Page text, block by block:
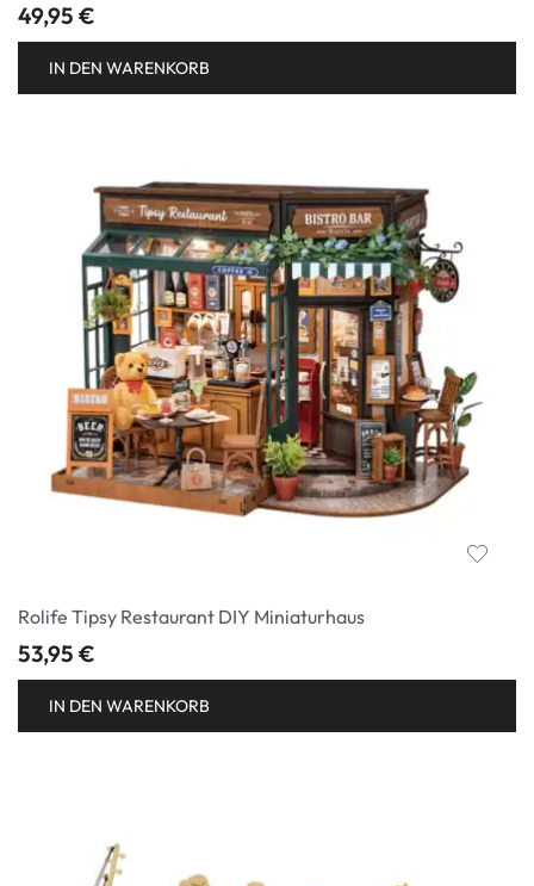
49,95 €
IN DEN WARENKORB
Rolife Tipsy Restaurant DIY Miniaturhaus
53,95 €
IN DEN WARENKORB